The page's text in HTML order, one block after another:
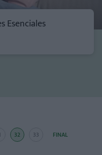
Esenciales
32 33 FINAL